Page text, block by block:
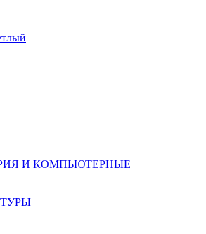
И КОМПЬЮТЕРНЫЕ